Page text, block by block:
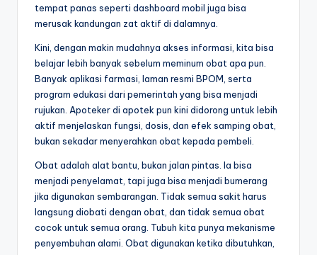
tempat panas seperti dashboard mobil juga bisa
merusak kandungan zat aktif di dalamnya.
Kini, dengan makin mudahnya akses informasi, kita bisa
belajar lebih banyak sebelum meminum obat apa pun.
Banyak aplikasi farmasi, laman resmi BPOM, serta
program edukasi dari pemerintah yang bisa menjadi
rujukan. Apoteker di apotek pun kini didorong untuk lebih
aktif menjelaskan fungsi, dosis, dan efek samping obat,
bukan sekadar menyerahkan obat kepada pembeli.
Obat adalah alat bantu, bukan jalan pintas. Ia bisa
menjadi penyelamat, tapi juga bisa menjadi bumerang
jika digunakan sembarangan. Tidak semua sakit harus
langsung diobati dengan obat, dan tidak semua obat
cocok untuk semua orang. Tubuh kita punya mekanisme
penyembuhan alami. Obat digunakan ketika dibutuhkan,